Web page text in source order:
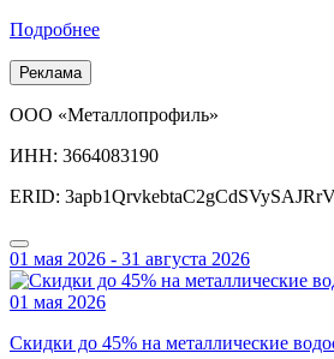
Подробнее
Реклама
ООО «Металлопрофиль»
ИНН: 3664083190
ERID:
01 мая 2026 - 31 августа 2026
01 мая 2026
Скидки до 45% на металлические